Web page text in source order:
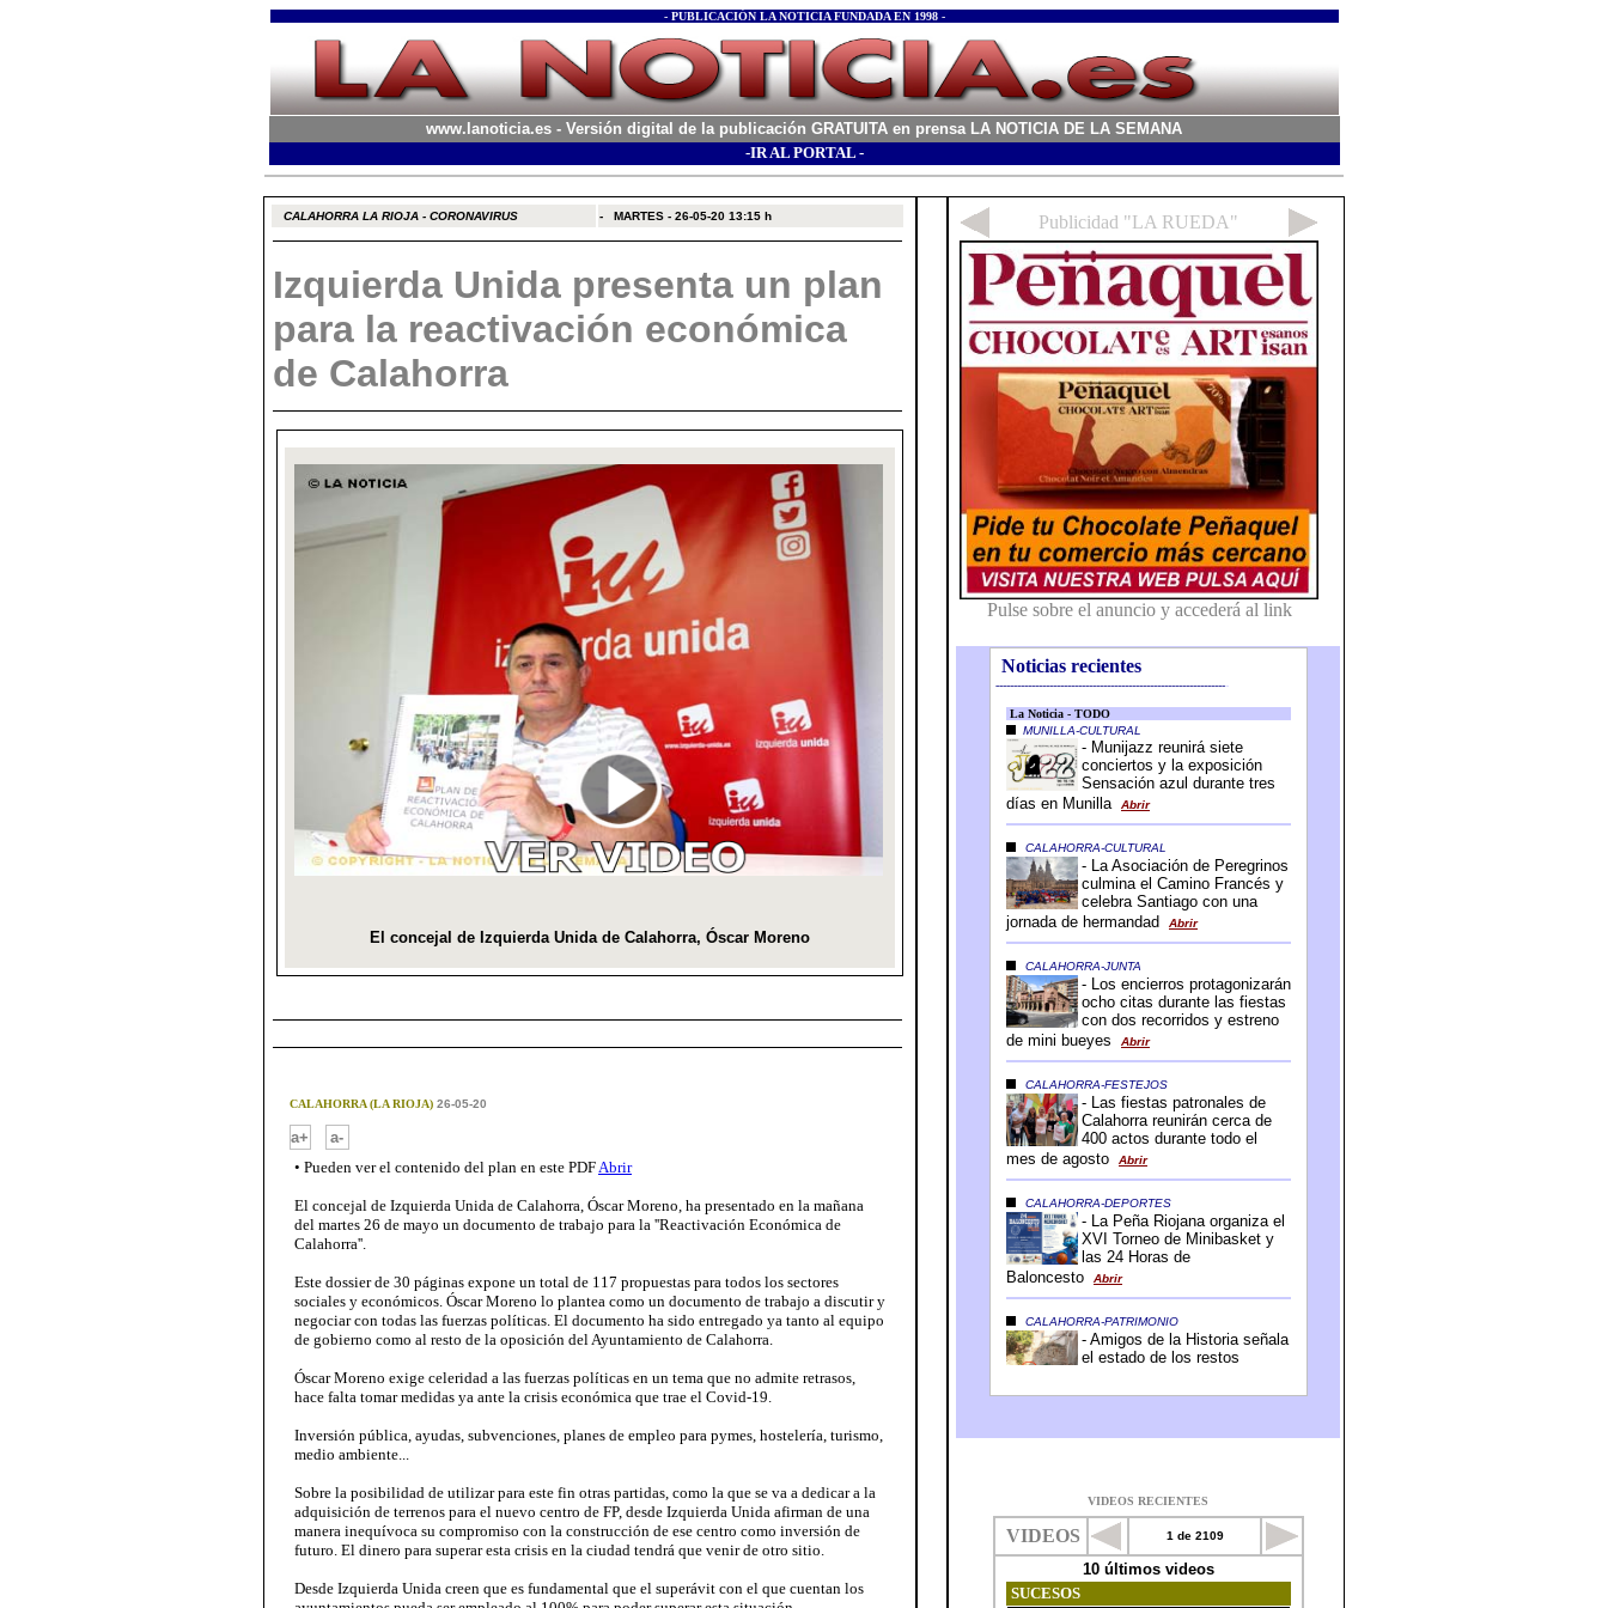
- PUBLICACIÓN LA NOTICIA FUNDADA EN 1998 -
www.lanoticia.es - Versión digital de la publicación GRATUITA en prensa LA NOTICIA DE LA SEMANA
-IR AL PORTAL -
CALAHORRA LA RIOJA - CORONAVIRUS - MARTES - 26-05-20 13:15 h
Izquierda Unida presenta un plan
para la reactivación económica
de Calahorra
CALAHORRA (LA RIOJA)26-05-20
a+
a-
• Pueden ver el contenido del plan en este PDFAbrir
El concejal de Izquierda Unida de Calahorra, Óscar Moreno, ha presentado en la mañana
del martes 26 de mayo un documento de trabajo para la ''Reactivación Económica de
Calahorra''.
Este dossier de 30 páginas expone un total de 117 propuestas para todos los sectores
sociales y económicos. Óscar Moreno lo plantea como un documento de trabajo a discutir y
negociar con todas las fuerzas políticas. El documento ha sido entregado ya tanto al equipo
de gobierno como al resto de la oposición del Ayuntamiento de Calahorra.
Óscar Moreno exige celeridad a las fuerzas políticas en un tema que no admite retrasos,
hace falta tomar medidas ya ante la crisis económica que trae el Covid-19.
Inversión pública, ayudas, subvenciones, planes de empleo para pymes, hostelería, turismo,
medio ambiente...
Sobre la posibilidad de utilizar para este fin otras partidas, como la que se va a dedicar a la
adquisición de terrenos para el nuevo centro de FP, desde Izquierda Unida afirman de una
manera inequívoca su compromiso con la construcción de ese centro como inversión de
futuro. El dinero para superar esta crisis en la ciudad tendrá que venir de otro sitio.
Desde Izquierda Unida creen que es fundamental que el superávit con el que cuentan los
Noticias recientes
-----------------------------------------------------------------
VIDEOS RECIENTES